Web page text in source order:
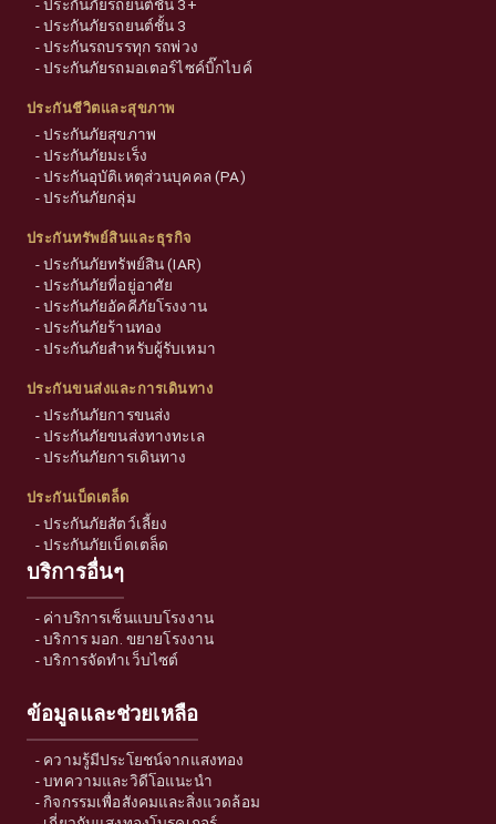
-ประกันภัยรถยนต์ชั้น 3+
-ประกันภัยรถยนต์ชั้น 3
-ประกันรถบรรทุก รถพ่วง
-ประกันภัยรถมอเตอร์ไซค์บิ๊กไบค์
ประกันชีวิตและสุขภาพ
-ประกันภัยสุขภาพ
-ประกันภัยมะเร็ง
-ประกันอุบัติเหตุส่วนบุคคล (PA)
-ประกันภัยกลุ่ม
ประกันทรัพย์สินและธุรกิจ
-ประกันภัยทรัพย์สิน (IAR)
-ประกันภัยที่อยู่อาศัย
-ประกันภัยอัคคีภัยโรงงาน
-ประกันภัยร้านทอง
-ประกันภัยสำหรับผู้รับเหมา
ประกันขนส่งและการเดินทาง
-ประกันภัยการขนส่ง
-ประกันภัยขนส่งทางทะเล
-ประกันภัยการเดินทาง
ประกันเบ็ดเตล็ด
-ประกันภัยสัตว์เลี้ยง
-ประกันภัยเบ็ดเตล็ด
บริการอื่นๆ
- ค่าบริการเซ็นแบบโรงงาน
-บริการ มอก. ขยายโรงงาน
-บริการจัดทำเว็บไซต์
ข้อมูลและช่วยเหลือ
- ความรู้มีประโยชน์จากแสงทอง
-บทความและวิดีโอแนะนำ
-กิจกรรมเพื่อสังคมและสิ่งแวดล้อม